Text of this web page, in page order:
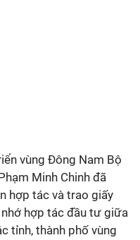
vùng Đông Nam Bộ
Minh Chinh đã
hợp tác và trao giấy
hợp tác đầu tư giữa
tỉnh, thành phố vùng